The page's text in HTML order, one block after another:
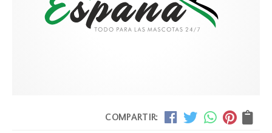
COMPARTIR: